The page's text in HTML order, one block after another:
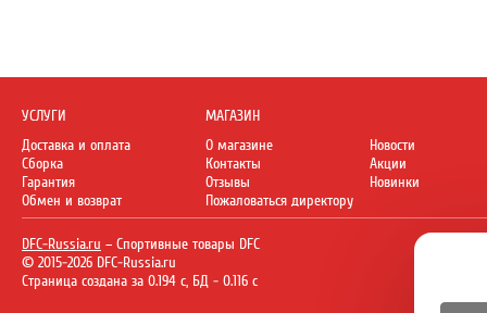
УСЛУГИ
Доставка и оплата
Сборка
Гарантия
Обмен и возврат
МАГАЗИН
О магазине
Контакты
Отзывы
Пожаловаться директору
Новости
Акции
Новинки
DFC-Russia.ru – Спортивные товары DFC
© 2015-2026 DFC-Russia.ru
Страница создана за 0.194 с, БД - 0.116 с